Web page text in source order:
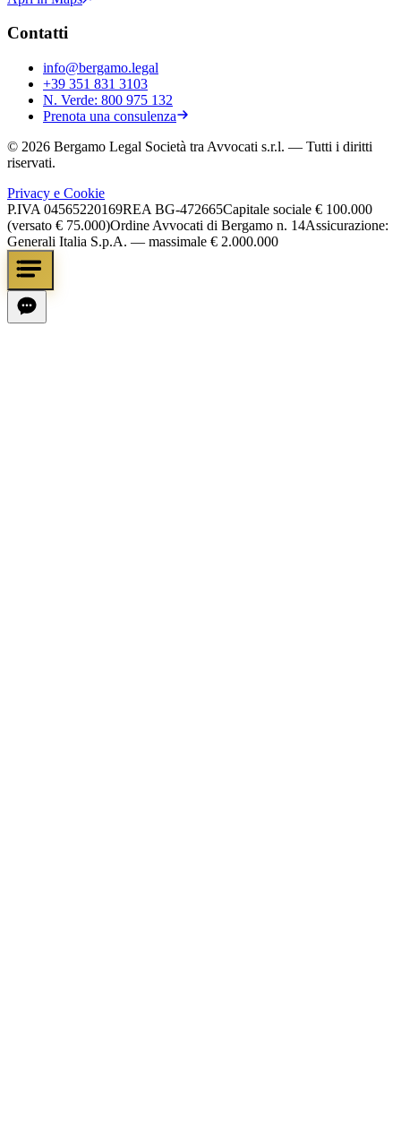
Contatti
info@bergamo.legal
+39 351 831 3103
N. Verde: 800 975 132
Prenota una consulenza
© 2026 Bergamo Legal Società tra Avvocati s.r.l. — Tutti i diritti
riservati.
Privacy e Cookie
P.IVA 04565220169REA BG-472665Capitale sociale € 100.000
(versato € 75.000)Ordine Avvocati di Bergamo n. 14Assicurazione:
Generali Italia S.p.A. — massimale € 2.000.000